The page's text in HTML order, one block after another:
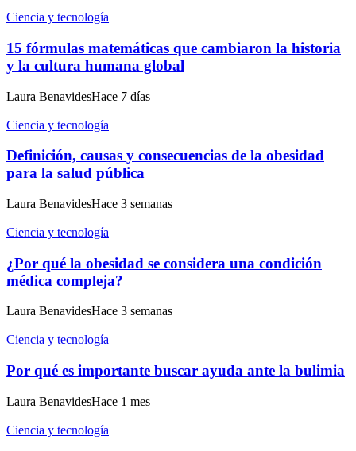
Ciencia y tecnología
15 fórmulas matemáticas que cambiaron la historia
y la cultura humana global
Laura BenavidesHace 7 días
Ciencia y tecnología
Definición, causas y consecuencias de la obesidad
para la salud pública
Laura BenavidesHace 3 semanas
Ciencia y tecnología
¿Por qué la obesidad se considera una condición
médica compleja?
Laura BenavidesHace 3 semanas
Ciencia y tecnología
Por qué es importante buscar ayuda ante la bulimia
Laura BenavidesHace 1 mes
Ciencia y tecnología